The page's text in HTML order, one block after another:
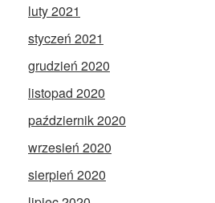
luty 2021
styczeń 2021
grudzień 2020
listopad 2020
październik 2020
wrzesień 2020
sierpień 2020